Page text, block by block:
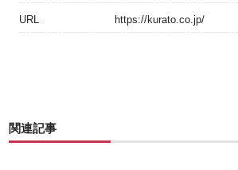
URL https://kurato.co.jp/
関連記事